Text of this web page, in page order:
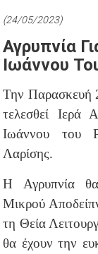
(24/05/2023)
Αγρυπνία
Ιωάννου
Την Παρασκευή
τελεσθεί
Ιωάννου του
Λαρίσης.
Η Αγρυπνία
Μικρού
τη Θεία
θα έχουν την